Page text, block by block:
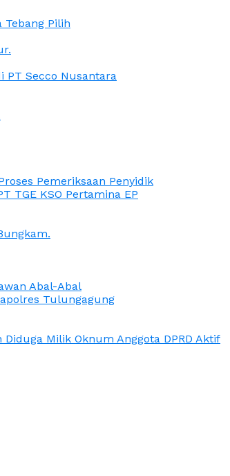
Pilih
PT Secco Nusantara
Pemeriksaan Penyidik
TGE KSO Pertamina EP
Abal-Abal
Tulungagung
Milik Oknum Anggota DPRD Aktif